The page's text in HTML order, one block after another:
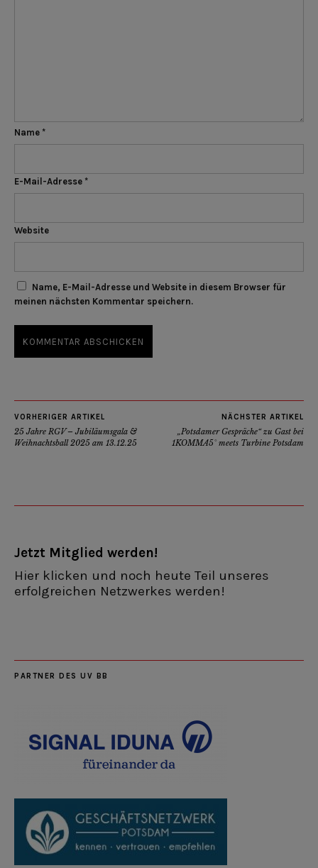
Name *
E-Mail-Adresse *
Website
Name, E-Mail-Adresse und Website in diesem Browser für
meinen nächsten Kommentar speichern.
VORHERIGER ARTIKEL
25 Jahre RGV – Jubiläumsgala &
Weihnachtsball 2025 am 13.12.25
NÄCHSTER ARTIKEL
„Potsdamer Gespräche“ zu Gast bei
1KOMMA5° meets Turbine Potsdam
Jetzt Mitglied werden!
Hier klicken und noch heute Teil unseres
erfolgreichen Netzwerkes werden!
PARTNER DES UV BB